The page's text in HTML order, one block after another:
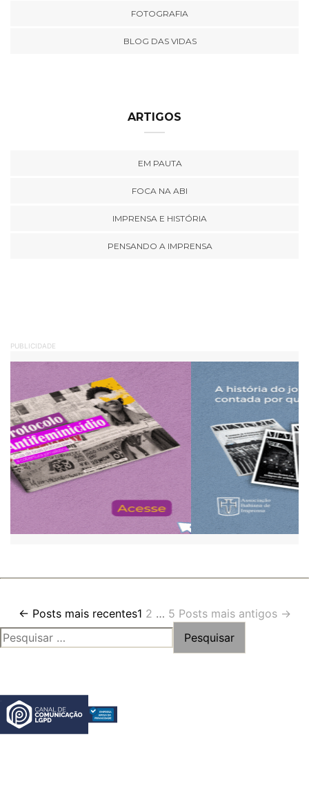
FOTOGRAFIA
BLOG DAS VIDAS
ARTIGOS
EM PAUTA
FOCA NA ABI
IMPRENSA E HISTÓRIA
PENSANDO A IMPRENSA
PUBLICIDADE
Paginação
de
← Postsmais recentes1 2 … 5 Postsmais antigos →
PESQUISAR
POR: